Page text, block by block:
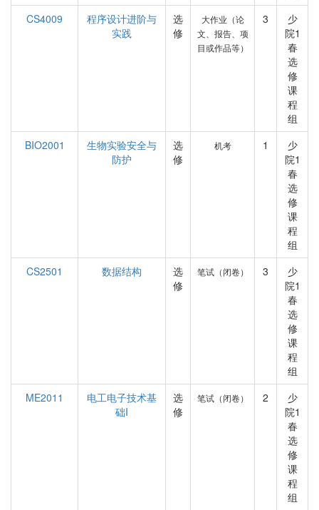
CS4009
程序设计进阶与
实践
选
修
大作业（论
文、报告、项
目或作品等）
3
少
院1
春
选
修
课
程
组
BIO2001
生物实验安全与
防护
选
修
机考 1
少
院1
春
选
修
课
程
组
CS2501
数据结构
选
修
笔试（闭卷） 3
少
院1
春
选
修
课
程
组
ME2011
电工电子技术基
础I
选
修
笔试（闭卷） 2
少
院1
春
选
修
课
程
组